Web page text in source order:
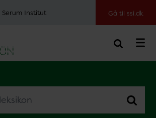
Serum Institut Gå til ssi.dk